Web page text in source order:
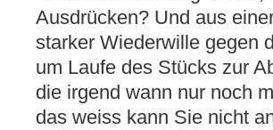
Ausdrücken? Und aus
starker Wiederwille gegen
um Laufe des Stücks zur
die irgend wann nur noch
das weiss kann Sie nicht